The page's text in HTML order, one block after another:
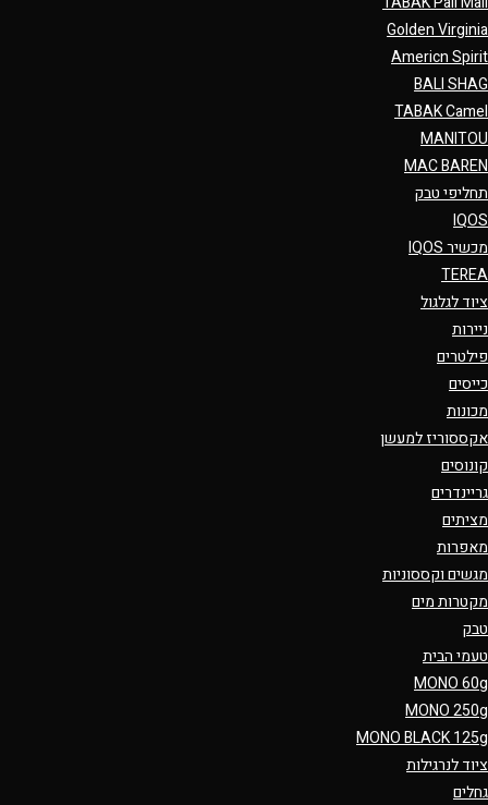
Golden Virginia
Americn Spirit
BALI SHAG
TABAK Camel
MANITOU
MAC BAREN
תחליפי טבק
IQOS
מכשיר IQOS
TEREA
ציוד לגלגול
ניירות
פילטרים
כייסים
מכונות
אקססוריז למעשן
קונוסים
גריינדרים
מציתים
מאפרות
מגשים וקססוניות
מקטרות מים
טבק
טעמי הבית
MONO 60g
MONO 250g
MONO BLACK 125g
ציוד לנרגילות
גחלים